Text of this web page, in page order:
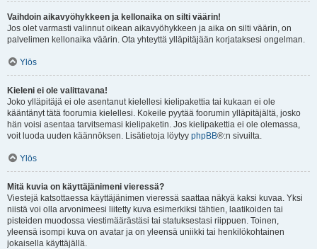
Vaihdoin aikavyöhykkeen ja kellonaika on silti väärin!
Jos olet varmasti valinnut oikean aikavyöhykkeen ja aika on silti väärin, on
palvelimen kellonaika väärin. Ota yhteyttä ylläpitäjään korjataksesi ongelman.
Ylös
Kieleni ei ole valittavana!
Joko ylläpitäjä ei ole asentanut kielellesi kielipakettia tai kukaan ei ole
kääntänyt tätä foorumia kielellesi. Kokeile pyytää foorumin ylläpitäjältä, josko
hän voisi asentaa tarvitsemasi kielipaketin. Jos kielipakettia ei ole olemassa,
voit luoda uuden käännöksen. Lisätietoja löytyy phpBB®:n sivuilta.
Ylös
Mitä kuvia on käyttäjänimeni vieressä?
Viestejä katsottaessa käyttäjänimen vieressä saattaa näkyä kaksi kuvaa. Yksi
niistä voi olla arvonimeesi liitetty kuva esimerkiksi tähtien, laatikoiden tai
pisteiden muodossa viestimäärästäsi tai statuksestasi riippuen. Toinen,
yleensä isompi kuva on avatar ja on yleensä uniikki tai henkilökohtainen
jokaisella käyttäjällä.